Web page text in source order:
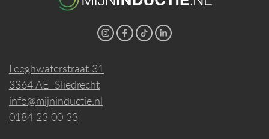
Leeghwaterstraat 31
3364 AE Sliedrecht
info@mijninductie.nl
0184 23 00 33